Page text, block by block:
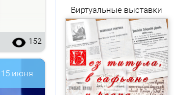
152
15 июня
Виртуальные выставки